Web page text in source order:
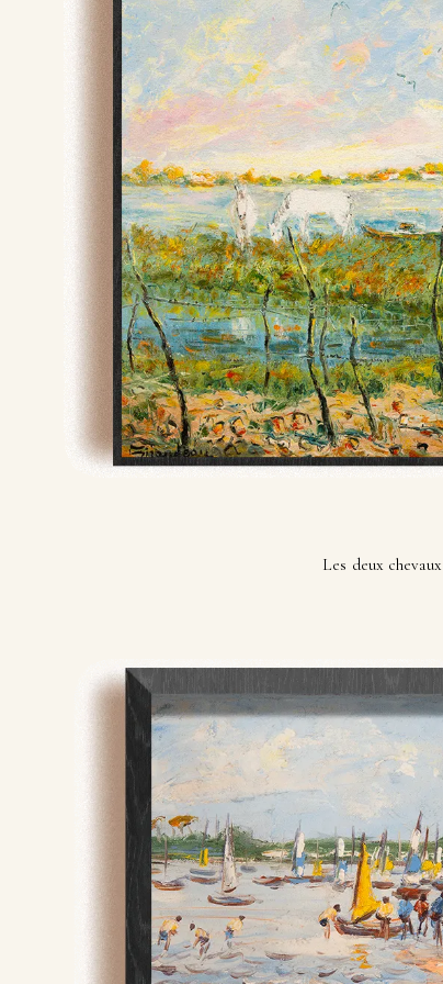
Les deux chevaux